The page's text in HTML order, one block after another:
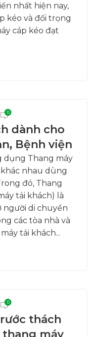
nhất hiện nay,
kéo và đối trọng
cáp kéo đạt
0
dành cho
Bệnh viện
dụng Thang máy
nhau dùng
đó, Thang
tải khách) là
người di chuyển
các tòa nhà và
tải khách...
0
thách
máy